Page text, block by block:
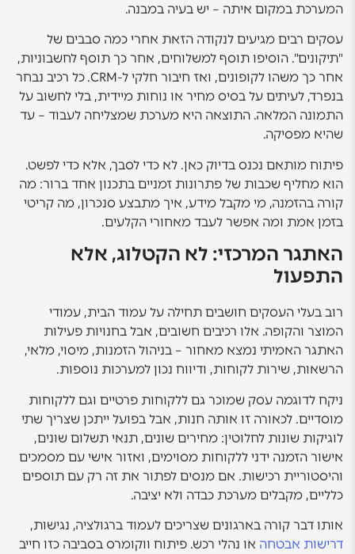
המערכת במקום איתה – יש בעיה במבנה.
עסקים רבים מגיעים לנקודה הזאת אחרי כמה סבבים של
"תיקונים". הוסיפו תוסף למשלוחים, אחר כך תוסף לחשבוניות,
אחר כך משהו לקופונים, ואז חיבור חלקי ל-CRM. כל רכיב נבחר
בנפרד, לעיתים על בסיס מחיר או נוחות מיידית, בלי לחשוב על
התמונה המלאה. התוצאה היא מערכת שמצליחה לעבוד – עד
שהיא מפסיקה.
פיתוח מותאם נכנס בדיוק כאן. לא כדי לסבך, אלא כדי לפשט.
הוא מחליף שכבות של פתרונות זמניים בתכנון אחד ברור: מה
קורה בהזמנה, מי מקבל מידע, איך מתבצע סנכרון, מה קריטי
בזמן אמת ומה אפשר לעבד מאחורי הקלעים.
האתגר המרכזי: לא הקטלוג, אלא
התפעול
רוב בעלי העסקים חושבים תחילה על עמוד הבית, עמודי
המוצר והקופה. אלו רכיבים חשובים, אבל בחנויות פעילות
האתגר האמיתי נמצא מאחור – בניהול הזמנות, מיסוי, מלאי,
הרשאות, שירות לקוחות, ודיווח נכון למערכות נוספות.
ניקח לדוגמה עסק שמוכר גם ללקוחות פרטיים וגם ללקוחות
מוסדיים. לכאורה זו אותה חנות, אבל בפועל ייתכן שצריך שתי
לוגיקות שונות לחלוטין: מחירים שונים, תנאי תשלום שונים,
אישור הזמנה ידני ללקוחות מסוימים, ואזור אישי עם מסמכים
והיסטוריית רכישות. אם מנסים לפתור את זה רק עם תוספים
כלליים, מקבלים מערכת כבדה ולא יציבה.
אותו דבר קורה בארגונים שצריכים לעמוד ברגולציה, נגישות,
דרישות אבטחה או נהלי רכש. פיתוח ווקומרס בסביבה כזו חייב